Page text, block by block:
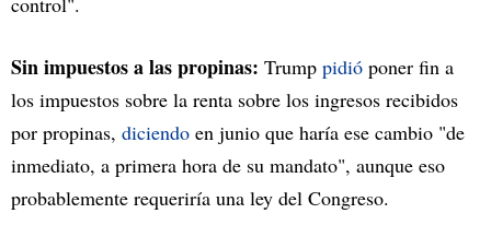
Sin impuestos a las propinas: Trump pidió poner fin a
los impuestos sobre la renta sobre los ingresos recibidos
por propinas, diciendo en junio que haría ese cambio "de
inmediato, a primera hora de su mandato", aunque eso
probablemente requeriría una ley del Congreso.